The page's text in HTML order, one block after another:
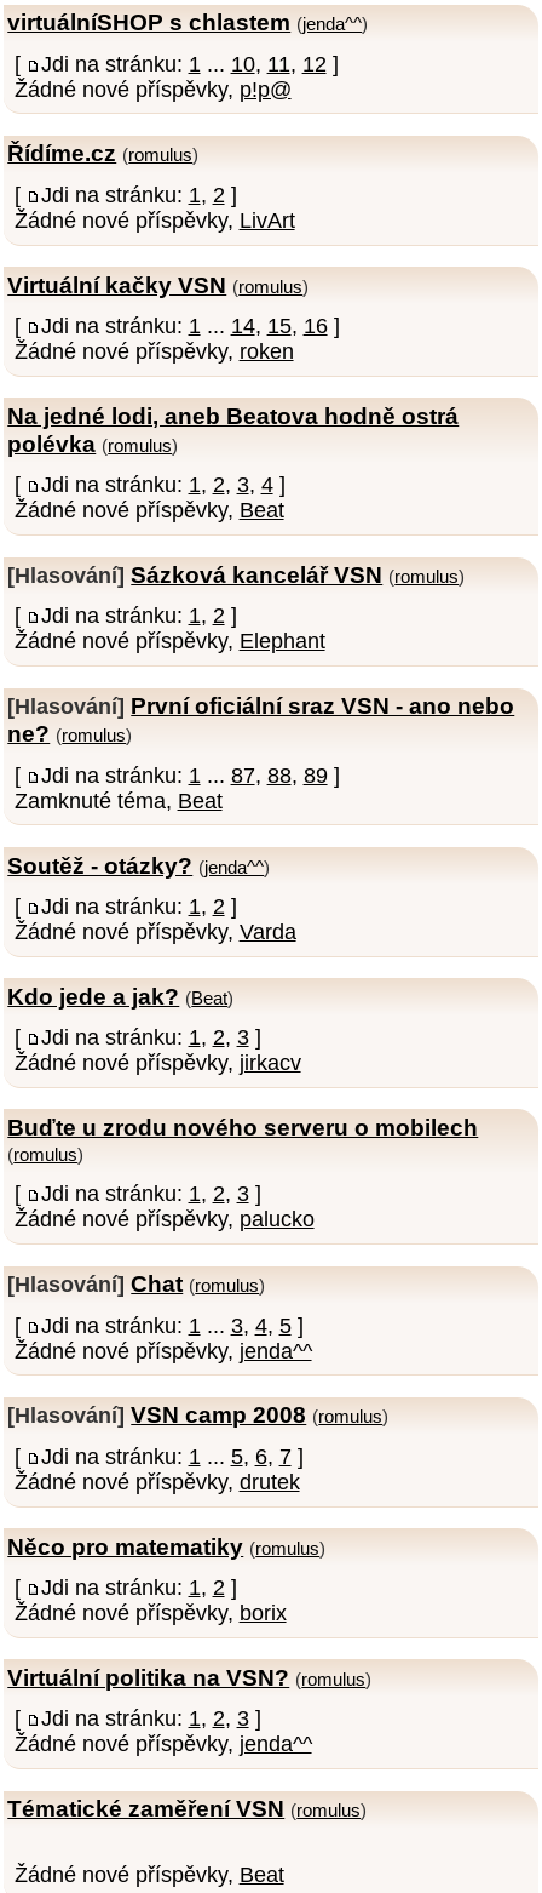
virtuálníSHOP s chlastem (jenda^^)
[ Jdi na stránku: 1 ... 10, 11, 12 ]
Žádné nové příspěvky, p!p@
Řídíme.cz (romulus)
[ Jdi na stránku: 1, 2 ]
Žádné nové příspěvky, LivArt
Virtuální kačky VSN (romulus)
[ Jdi na stránku: 1 ... 14, 15, 16]
Žádné nové příspěvky, roken
Na jedné lodi, aneb Beatova hodně ostrá
polévka (romulus)
[ Jdi na stránku: 1, 2, 3, 4]
Žádné nové příspěvky, Beat
[Hlasování] Sázková kancelář VSN (romulus)
[ Jdi na stránku: 1, 2]
Žádné nové příspěvky, Elephant
[Hlasování] První oficiální sraz VSN - ano nebo
ne? (romulus)
[ Jdi na stránku: 1 ... 87, 88, 89]
Zamknuté téma, Beat
Soutěž - otázky? (jenda^^)
[ Jdi na stránku: 1, 2 ]
Žádné nové příspěvky, Varda
Kdo jede a jak? (Beat)
[ Jdi na stránku: 1, 2, 3]
Žádné nové příspěvky, jirkacv
Buďte u zrodu nového serveru o mobilech
(romulus)
[ Jdi na stránku: 1, 2, 3]
Žádné nové příspěvky, palucko
[Hlasování] Chat (romulus)
[ Jdi na stránku: 1 ... 3, 4, 5]
Žádné nové příspěvky, jenda^^
[Hlasování] VSN camp 2008 (romulus)
[ Jdi na stránku: 1 ... 5, 6, 7]
Žádné nové příspěvky, drutek
Něco pro matematiky (romulus)
[ Jdi na stránku: 1, 2 ]
Žádné nové příspěvky, borix
Virtuální politika na VSN? (romulus)
[ Jdi na stránku: 1, 2, 3]
Žádné nové příspěvky, jenda^^
Tématické zaměření VSN (romulus)
Žádné nové příspěvky, Beat